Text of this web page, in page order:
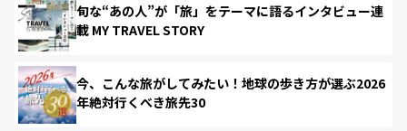
旬な“あの人”が「旅」をテーマに語るインタビュー連
載 MY TRAVEL STORY
今、こんな旅がしてみたい！地球の歩き方が選ぶ2026
年絶対行くべき旅先30